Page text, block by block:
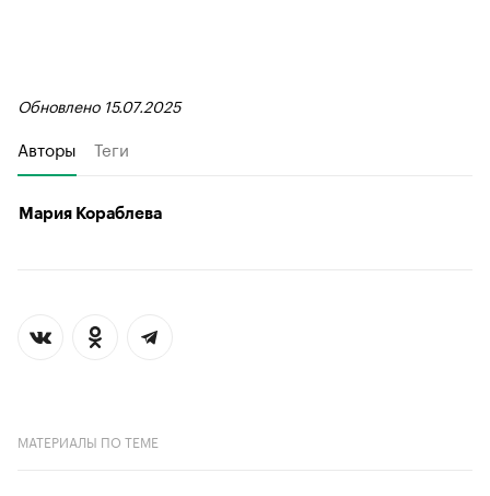
Обновлено 15.07.2025
Авторы Теги
Мария Кораблева
МАТЕРИАЛЫ ПО ТЕМЕ